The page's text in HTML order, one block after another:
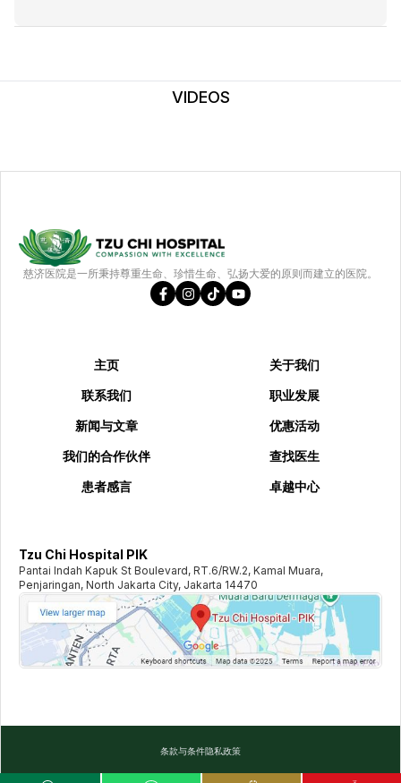
VIDEOS
慈济医院是一所秉持尊重生命、珍惜生命、弘扬大爱的原则而建立的医院。
主页
关于我们
联系我们
职业发展
新闻与文章
优惠活动
我们的合作伙伴
查找医生
患者感言
卓越中心
Tzu Chi Hospital PIK
Pantai Indah Kapuk St Boulevard, RT.6/RW.2, Kamal Muara,
Penjaringan, North Jakarta City, Jakarta 14470
条款与条件隐私政策